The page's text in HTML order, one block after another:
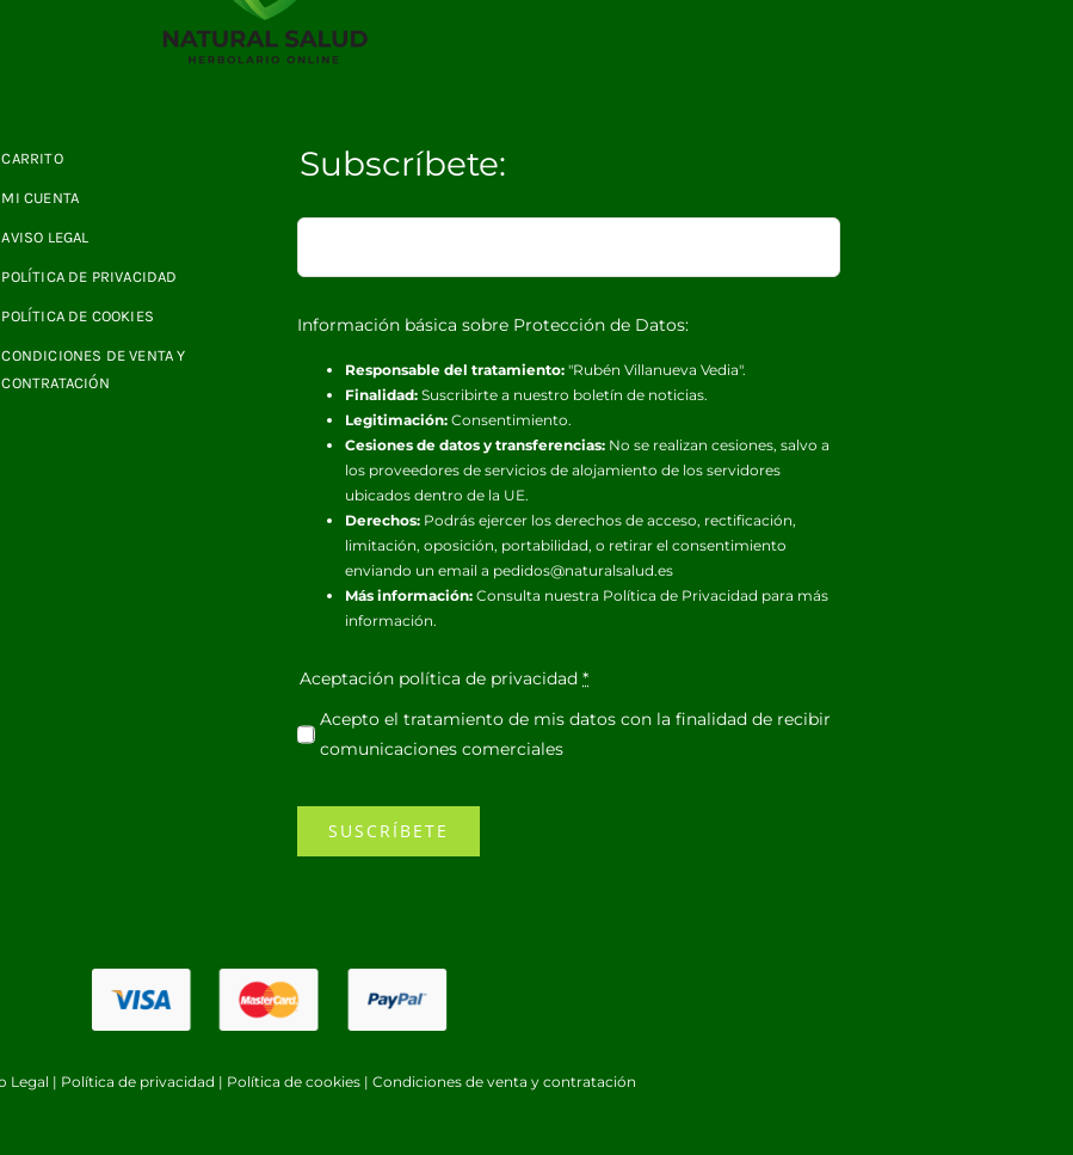
CARRITO
MI CUENTA
AVISO LEGAL
POLÍTICA DE PRIVACIDAD
POLÍTICA DE COOKIES
CONDICIONES DE VENTA Y
CONTRATACIÓN
Subscríbete:
Información básica sobre Protección de Datos:
Responsable del tratamiento: "Rubén Villanueva Vedia".
Finalidad: Suscribirte a nuestro boletín de noticias.
Legitimación: Consentimiento.
Cesiones de datos y transferencias: No se realizan cesiones, salvo a
los proveedores de servicios de alojamiento de los servidores
ubicados dentro de la UE.
Derechos: Podrás ejercer los derechos de acceso, rectificación,
limitación, oposición, portabilidad, o retirar el consentimiento
enviando un email a pedidos@naturalsalud.es
Más información: Consulta nuestra Política de Privacidad para más
información.
Aceptación política de privacidad*
Acepto el tratamiento de mis datos con la finalidad de recibir
comunicaciones comerciales
SUSCRÍBETE
Legal | Política de privacidad | Política de cookies | Condiciones de venta y contratación